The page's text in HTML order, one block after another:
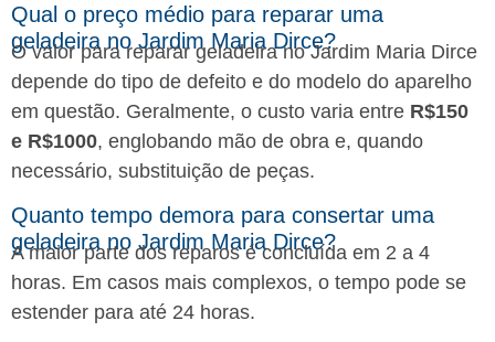
Qual o preço médio para reparar uma
geladeira no Jardim Maria Dirce?
O valor para reparar geladeira no Jardim Maria Dirce
depende do tipo de defeito e do modelo do aparelho
em questão. Geralmente, o custo varia entre R$150
e R$1000, englobando mão de obra e, quando
necessário, substituição de peças.
Quanto tempo demora para consertar uma
geladeira no Jardim Maria Dirce?
A maior parte dos reparos é concluída em 2 a 4
horas. Em casos mais complexos, o tempo pode se
estender para até 24 horas.